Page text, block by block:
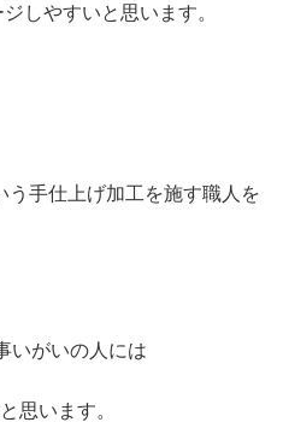
しやすいと思います。
う手仕上げ加工を施す職人を
いがいの人には
思います。